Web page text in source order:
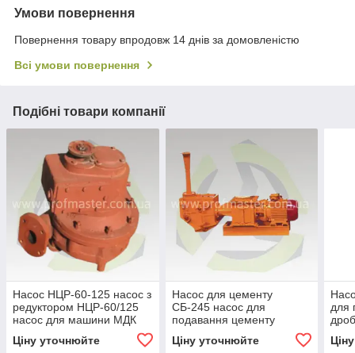
Умови повернення
Повернення товару впродовж 14 днів за домовленістю
Всі умови повернення
Подібні товари компанії
Насос НЦР-60-125 насос з
редуктором НЦР-60/125
насос для машини МДК
Ціну уточнюйте
Насос для цементу
СБ-245 насос для
подавання цементу
СБ-245 підіймач цементу
пневмовінтовий СБ-245
Ціну уточнюйте
для